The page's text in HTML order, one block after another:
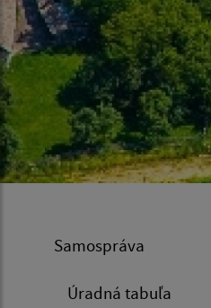
Samospráva
Úradná tabuľa